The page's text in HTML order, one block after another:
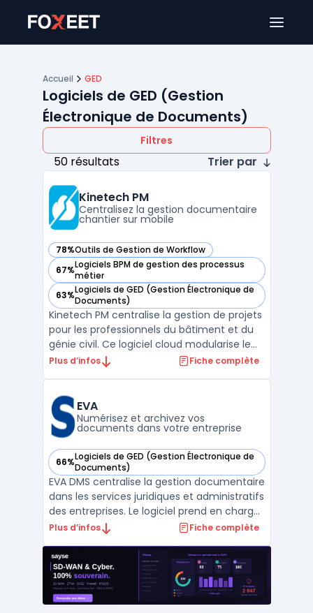
Accueil GED
Logiciels de GED (Gestion
Électronique de Documents)
Filtres
50 résultats Trier par
Kinetech PM
Centralisez la gestion documentaire
chantier sur mobile
78%Outils de Gestion de Workflow
— voir Kinetech PM dans cette catégorie
67%Logiciels BPM de gestion des processus
métier
— voir Kinetech PM dans cette catégorie
63%Logiciels de GED (Gestion Électronique de
Documents)
— voir Kinetech PM dans cette catégorie
Kinetech PM centralise la gestion de projets
pour les professionnels du bâtiment et du
génie civil. Ce logiciel cloud modularise le
pilotage de chantier, en digitalisant
gestion financière. L'utilisation de gestion
de projet ...
Plus d’infos Fiche complète
EVA
Numérisez et archivez vos
documents dans votre entreprise
66%Logiciels de GED (Gestion Électronique de
Documents)
— voir EVA dans cette catégorie
EVA DMS centralise la gestion documentaire
dans les services juridiques et administratifs
des entreprises. Le logiciel prend en charge
la centralisation des documents légaux, des
rendre accessible l’ensemble des dossiers
et faciliter les recherches. Les organisati ...
Plus d’infos Fiche complète